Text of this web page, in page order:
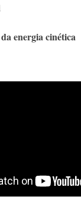
energia cinética